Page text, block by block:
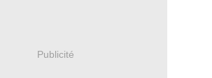
Publicité